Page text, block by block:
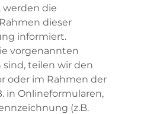
werden die
dieser
informiert.
vorgenannten
teilen wir den
oder im Rahmen der
in Onlineformularen,
(z.B.